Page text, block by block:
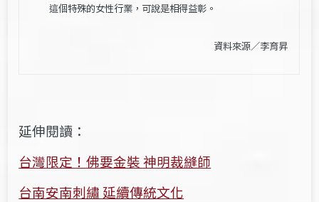
這個特殊的女性行業，可說是相得益彰。
資料來源／李育昇
延伸閱讀：
台灣限定！佛要金裝 神明裁縫師
台南安南刺繡 延續傳統文化